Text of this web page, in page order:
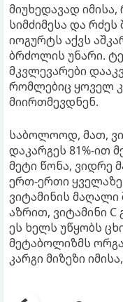
მიუხედავად
სიმძიმესა და
იოგურტს აქვს
ბრძოლის უნარი.
მკვლევარები
რომლებიც ყოველ
მიირთმევდნენ.
საბოლოოდ, მათ,
დაკარგეს 81%-ით
მეტი წონა, ვიდრე
ერთ-ერთი
ვიტამინის
აზრით, ვიტამინი
ეს ხელს უწყობს
მეტაბოლიზმს
კარგი მიზეზი